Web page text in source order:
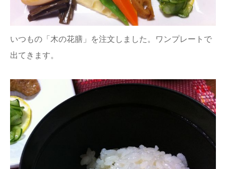
いつもの「木の花膳」を注文しました。ワンプレートで
出てきます。